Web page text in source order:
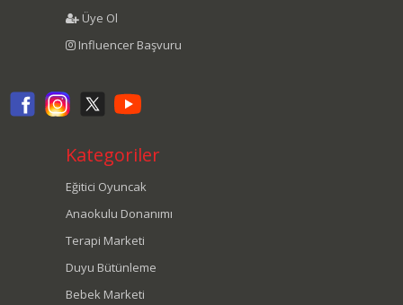
Üye Ol
Influencer Başvuru
Kategoriler
Eğitici Oyuncak
Anaokulu Donanımı
Terapi Marketi
Duyu Bütünleme
Bebek Marketi